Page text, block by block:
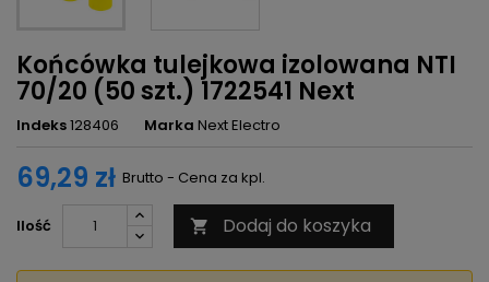
Końcówka tulejkowa izolowana NTI
70/20 (50 szt.) 1722541 Next
Indeks128406 Marka Next Electro
69,29 zł Brutto - Cena za kpl.
Ilość  Dodaj do koszyka